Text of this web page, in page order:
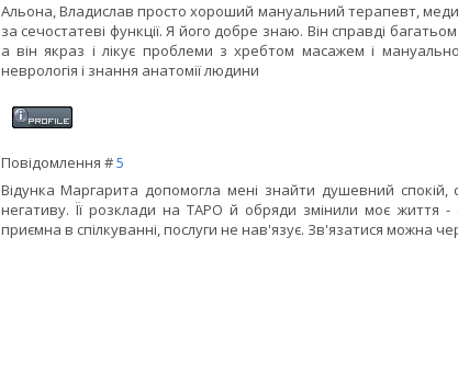
Альона, Владислав просто хороший мануальний терапевт,
за сечостатеві функції. Я його добре знаю. Він справді
а він якраз і лікує проблеми з хребтом масажем і
неврологія і знання анатомії людини
Повідомлення #5
Відунка Маргарита допомогла мені знайти душевний спокій,
негативу. Її розклади на ТАРО й обряди змінили моє життя
приємна в спілкуванні, послуги не нав'язує. Зв'язатися можна